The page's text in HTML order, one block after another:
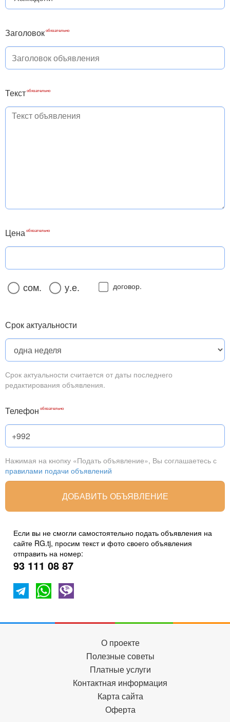
Заголовок
Текст
Цена
сом. у.е. договор.
Срок актуальности
Срок актуальности считается от даты последнего
редактирования объявления.
Телефон
Нажимая на кнопку «Подать объявление», Вы соглашаетесь с
правилами подачи объявлений
ДОБАВИТЬ ОБЪЯВЛЕНИЕ
Если вы не смогли самостоятельно подать объявления на
сайте RG.tj, просим текст и фото своего объявления
отправить на номер:
93 111 08 87
О проекте
Полезные советы
Платные услуги
Контактная информация
Карта сайта
Оферта